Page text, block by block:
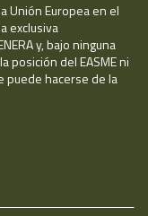
Unión Europea en el
exclusiva
y, bajo ninguna
posición del EASME ni
puede hacerse de la